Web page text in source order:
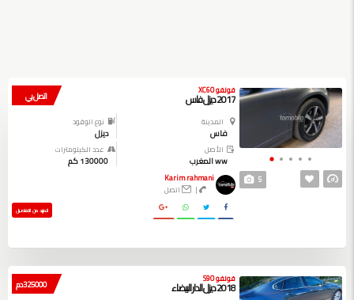
5
اتصل بي فولفو XC60
2017 ديزل فاس
المدينة
فاس
نوع الوقود
ديزل
الأصل
ww المغرب
عدد الكيلومترات
130000 كم
Karim rahmani
|
اتصل
المزيد من التفاصيل
325000 دم فولفو S90
2018 ديزل الدار البيضاء